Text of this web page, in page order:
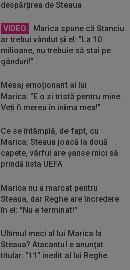
despărțirea de Steaua
VIDEO
Marica spune că Stanciu
ar trebui vândut și el: "La 10
milioane, nu trebuie să stai pe
gânduri!"
Mesaj emoționant al lui
Marica: "E o zi tristă pentru mine.
Veți fi mereu în inima mea!"
Ce se întâmplă, de fapt, cu
Marica: Steaua joacă la două
capete, vârful are şanse mici să
prindă lista UEFA
Marica nu a marcat pentru
Steaua, dar Reghe are încredere
în el: "Nu e terminat!"
Ultimul meci al lui Marica la
Steaua? Atacantul e anunţat
titular. "11" inedit al lui Reghe